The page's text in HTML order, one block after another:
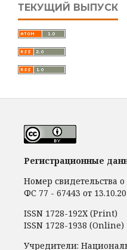
ТЕКУЩИЙ ВЫПУСК
Регистрационные
Номер свидетельства
ФС 77 - 67443 от
ISSN 1728-192Х (Print)
ISSN 1728-1938 (Online)
Учредители: